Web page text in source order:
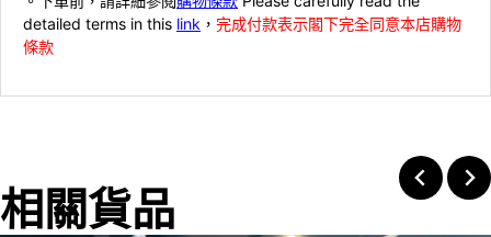
detailed terms in this link ， 完成付款表示閣下完全同意本店購物
條款
相關貨品